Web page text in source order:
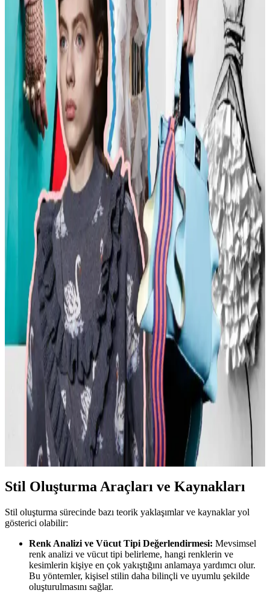
Kadın modasında beden tipine uygun kıyafet seçimi, sürdürülebilir
markalar ve mevsimsel kombin önerileri ele alınmaktadır. Estetik ve
konforu birleştiren pratik stil yaklaşımları sunulmaktadır.
Kadın Moda Tavsiyeleri: Günlük Stil Önerileri,
Vücut Şekline Uygun Giysiler ve Kombin İpuçları
Kadın modasında renk uyumu, vücut şekline uygun giysiler, rahat
ayakkabılar ve aksesuar seçimi gibi konularda pratik öneriler
sunulmaktadır. Stil ikonlarından ilham alınarak sürdürülebilir moda
tercihleri vurgulanıyor.
Kemer Tokalarının Moda ve Kültürel Anlamları:
Şehir ve Kırsal Alanlarda Algı Farkları
Kemer tokaları, kırsal ve şehir kültürlerinde farklı anlamlar taşır.
Kırsal bölgelerde başarı simgesi olan büyük tokalar, şehirlerde sade
ve uyumlu tasarımlarla tercih edilir. Stil ve özgüven belirleyicidir.
Moda Mikrotrendleri: Geçmişten Günümüze Sevilen
ve Hâlâ Tercih Edilen Parçalar
Moda mikrotrendleri genellikle kısa ömürlü olsa da bazı parçalar,
nostalji ve kişisel stil nedeniyle uzun yıllar tercih edilmeye devam
ediyor. Bu yazı, Reddit deneyimleriyle bu trendleri inceliyor.
Kavisli Vücut Tipleri İçin Doğru Kumaş ve
Kesimlerle Yapısal Moda Rehberi
Kavisli vücut tiplerine uygun yapısal moda seçimlerinde doğru
kumaş, kesim ve stil detayları önemlidir. Terzi hizmeti ve uygun
markalarla estetik ve rahat kıyafetler elde edilir.
Günlük Moda Soruları ve Pratik Stil Önerileri:
Rahatlık ve Şıklık Dengesi
Moda ve stil, kişisel tercihler ve çevresel ihtiyaçlarla şekillenir. Ev
giyimi, iş görüşmesi, mevsimlik kıyafetler ve vücut tipine uygun
önerilerle günlük şıklık ve rahatlık dengelenir.
Stil Oluşturma Araçları ve Kaynakları
Stil oluşturma sürecinde bazı teorik yaklaşımlar ve kaynaklar yol
gösterici olabilir:
Renk Analizi ve Vücut Tipi Değerlendirmesi: Mevsimsel
renk analizi ve vücut tipi belirleme, hangi renklerin ve
kesimlerin kişiye en çok yakıştığını anlamaya yardımcı olur.
Bu yöntemler, kişisel stilin daha bilinçli ve uyumlu şekilde
oluşturulmasını sağlar.